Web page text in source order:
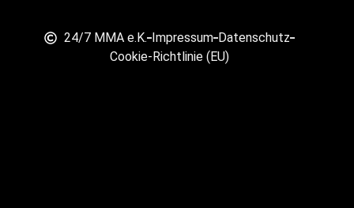
24/7 MMA e.K. Impressum Datenschutz
Cookie-Richtlinie (EU)